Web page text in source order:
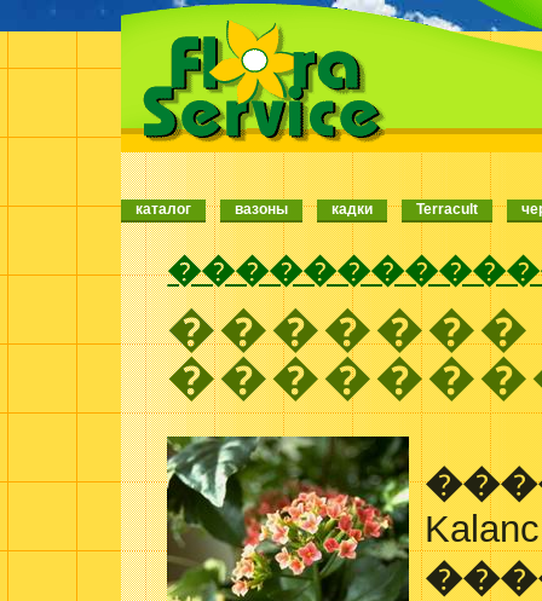
каталог вазоны кадки Terracult